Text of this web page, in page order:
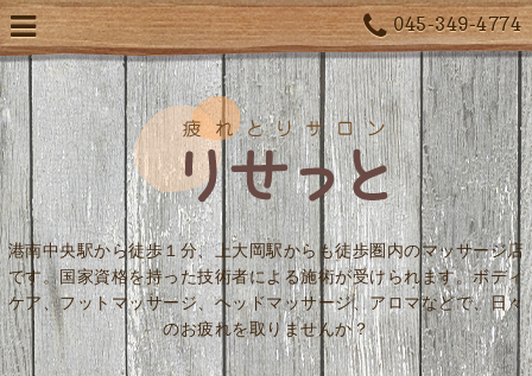
045-349-4774
港南中央駅から徒歩１分、上大岡駅からも徒歩圏内のマッサージ店
です。国家資格を持った技術者による施術が受けられます。ボディ
ケア、フットマッサージ、ヘッドマッサージ、アロマなどで、日々
のお疲れを取りませんか？